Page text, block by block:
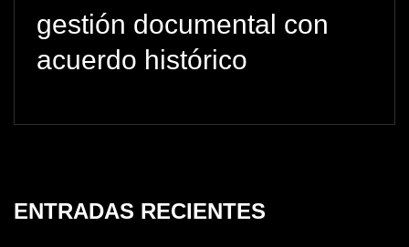
gestión documental con
acuerdo histórico
ENTRADAS RECIENTES